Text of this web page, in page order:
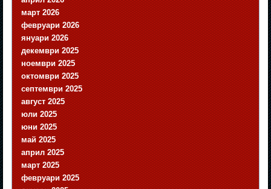
март 2026
февруари 2026
януари 2026
декември 2025
ноември 2025
октомври 2025
септември 2025
август 2025
юли 2025
юни 2025
май 2025
април 2025
март 2025
февруари 2025